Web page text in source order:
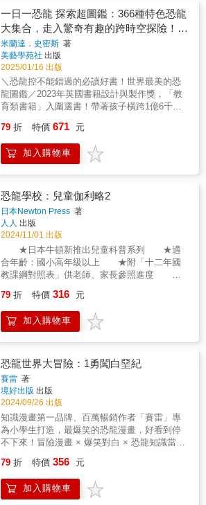
富！」「連大人都覺得有趣，適合全家一起探
索恐龍世界！」
奇的恐龍世界 2 熱熱鬧鬧的恐龍星球恐龍的帥
氣特色、棲息環境、生活習性全都在「驚奇的
恐龍世界」系列！茂密森林、乾燥沙漠、小
島、河邊……不同的環境住著不同的恐龍！在
跨越地球歷史一億多年的中生代期間，世界上
有各式各樣的恐龍棲息著。為什麼有些恐龍能
長到三層樓這麼高，有些恐龍卻很迷你？為什
麼有些恐龍動作緩慢，有些卻能靠後腳快速奔
跑？翻開「驚奇的恐龍世界」系列第二集，一
起回到當時的地球，一探究竟！驚奇的恐龍世
境、生活習性全都在「驚奇的恐龍世界」系
列！會挖井的恐龍、食物中毒的恐龍、超快長
大的恐龍……一起從化石發現恐龍的祕密！化
龍化石上的洞，發現牠可能曾被暴龍咬過；也
可從湖邊的化石得知曾有恐龍集體中毒死在湖
邊；或發現有些恐龍會一起養育幼兒，或互相
捕食。儘管恐龍生存於數千萬年到兩億多年
前，我們仍能透過化石了解牠們各式各樣的生
活習性，是不是很神奇呢？翻開「驚奇的恐龍
世界」系列第三集，更加認識各種充滿特色的
一日一恐龍 探索超圖鑑：366種特色恐龍
大集合，走入驚奇有趣的跨時空探險！
〔特徵精繪彩圖X中英名稱對照〕
米蘭達．史密斯 著
美藝學苑社 出版
2025/01/16 出版
＼恐龍控不能錯過的必讀好書！世界最美的恐
龍圖鑑／2023年英國書籍設計與製作獎，「教
育類書籍」入圍選書！帶著孩子橫跨1億6千萬
＋英文雙語對照名稱】爬行類動物保育協會常
務理事曾文宣‧專業審訂！國立自然科學博物館
研究員 / 張鈞翔博士、台灣大學古生物學家 /
器匠」版主 / 寒波，齊聲推薦──最值得珍藏的
恐龍寶典！你知道誰是恐龍時代的海底霸王
嗎？你知道暴龍家族也有會飛的小型恐龍嗎？
你知道有一種恐龍可以潛到水底捕魚，也可以
抓住飛翔的翼龍嗎？現在就翻開本書，走進上
古時代與滅絕已久的大型動物相遇，一次揭開
關於恐龍的種種好奇與疑問，展開充滿驚奇的
跨時空探險！本書由英國著名兒童科普作家X古
脊椎動物學教授X數位平面視覺團隊，共同完
帶你認識恐龍的生態、特徵與習性，也透過精
緻繪圖，清楚重現細緻的崎角、羽毛、趾甲等
外觀細節，從兇猛的霸王龍到溫和的巨型泰坦
龍；從烏鴉大小的微盜龍，到高達40公尺的巴
塔哥巨龍，每天認識一隻恐龍新朋友！近距離
遊覽神祕的侏儸紀樂園。◎ 本書特色特色1：
超專業！結合兒童讀物和古生物學，專為孩子
製作的恐龍科普書根據美國研究，喜歡恐龍的
孩子智商高！擅長撰寫自然歷史領域，以製作
兒童科普書籍聞名的米蘭達．史密斯，為了讓
孩子們更深入瞭解不為人知的古生物世界！與
古脊椎動物學教授Mike Benton攜手合作，以恐
龍為主題，共創生動有趣的閱讀體驗！帶孩子
們一起探索樂趣無窮的恐龍生態。特色2：超漂
亮！聯合最強美術設計團隊，完美呈現恐龍特
79 折 特價 671 元
加入購物車
恐龍學校：兒童伽利略2
日本Newton Press 著
人人 出版
2024/11/01 出版
★日本牛頓新推出兒童科普系列 ★適
合年齡：國小高年級以上 ★附「十二年國
教課綱對照表」供老師、家長參照進度 恐
一段期間。雖然無緣看到恐龍當時的模樣，不
過沉睡在地底的化石透露了牠們的外觀樣貌、
身體構造、吃什麼樣的食物過活等等，有助於
生物的演化脈絡。 書中不但以完整的兩個
章節，列出大家熟悉的恐龍種類，如暴龍、三
角龍、甲龍、腕龍等，有推估身體長度、發現
地點及生存年代，相關物種的差異及特色一目
了然。也補充說明最受小朋友喜愛的暴龍是如
何成為恐龍的王者呢？帶您一起瞭解其優異視
覺、嗅覺跟強力的咬合力等特色。 而恐龍
相關研究也不斷有新發現，過去認為鳥類的祖
先源自始祖鳥，現在發現近鳥龍更為接近，也
恐龍的驚喜中，成人也可以獲取新知，瞭解過
去地球的霸主是什麼模樣！
79 折 特價 316 元
加入購物車
恐龍世界大冒險：1勇闖白堊紀
賽雷 著
境好出版 出版
2024/09/26 出版
知識漫畫第一品牌、百萬暢銷作者「賽雷」專
為小學生打造，最爆笑的恐龍漫畫，好看到停
不下來！冒險漫畫 × 爆笑對白 × 恐龍知識當外
界，順利存活並完成任務呢？ 你知道白堊紀
時期的海中霸主是哪種恐龍嗎？ 「地球已知
最大的飛行動物」是什麼恐龍？ 身上有尖
79 折 特價 356 元
加入購物車